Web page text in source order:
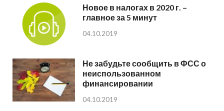
Новое в налогах в 2020 г. –
главное за 5 минут
04.10.2019
Не забудьте сообщить в ФСС о
неиспользованном
финансировании
04.10.2019